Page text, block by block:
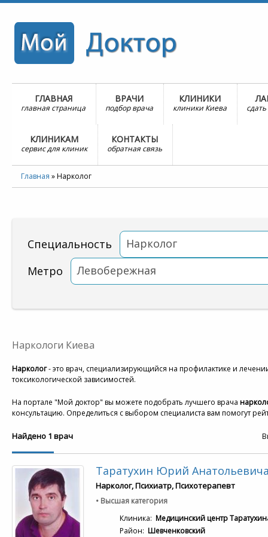
ГЛАВНАЯ
главная страница
ВРАЧИ
подбор врача
КЛИНИКИ
клиники Киева
КЛИНИКАМ
сервис для клиник
КОНТАКТЫ
обратная связь
Главная »Нарколог
Специальность
Нарколог
Метро
Левобережная
Наркологи Киева
Нарколог- это врач, специализирующийся на профилактике и
токсикологической зависимостей.
На портале "Мой доктор" вы можете подобрать лучшего врача
консультацию. Определиться с выбором специалиста вам помогут
Найдено 1 врач
Таратухин Юрий
Нарколог, Психиатр, Психотерапевт
• Высшая категория
Клиника: Медицинский центр
Район: Шевченковский